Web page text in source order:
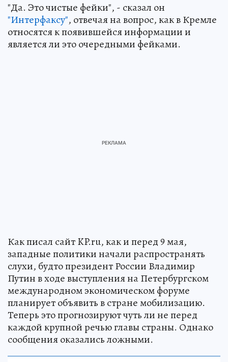
"Да. Это чистые фейки", - сказал он
"Интерфаксу", отвечая на вопрос, как в Кремле
относятся к появившейся информации и
является ли это очередными фейками.
Как писал сайт KP.ru, как и перед 9 мая,
западные политики начали распространять
слухи, будто президент России Владимир
Путин в ходе выступления на Петербургском
международном экономическом форуме
планирует объявить в стране мобилизацию.
Теперь это прогнозируют чуть ли не перед
каждой крупной речью главы страны. Однако
сообщения оказались ложными.